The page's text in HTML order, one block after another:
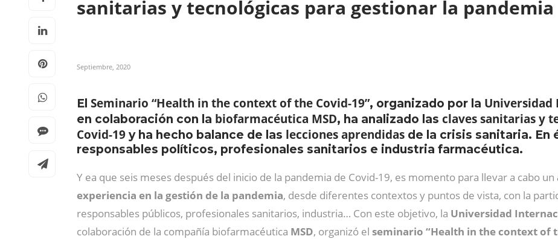
sanitarias y tecnológicas para gestionar la pandemia
Septiembre, 2020
El Seminario “Health in the context of the Covid-19”, organizado por la Universidad
en colaboración con la biofarmacéutica MSD, ha analizado las claves sanitarias y
Covid-19 y ha hecho balance de las lecciones aprendidas de la crisis sanitaria. En
responsables políticos, profesionales sanitarios e industria farmacéutica.
Y ea que seis meses después del inicio de la pandemia de Covid-19, es momento para llevar a cabo un
experiencia en la gestión de la pandemia, desde diferentes contextos y puntos de vista, con la
responsables públicos, profesionales sanitarios, industria… Con este objetivo, la Universidad
colaboración de la compañía biofarmacéutica MSD, organizó el seminario “Health in the context of